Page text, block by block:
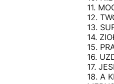
11.
12.
13.
14.
15.
16.
17.
18. A